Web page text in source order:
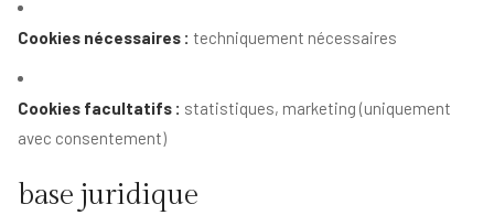
Cookies nécessaires : techniquement nécessaires
Cookies facultatifs : statistiques, marketing (uniquement
avec consentement)
base juridique